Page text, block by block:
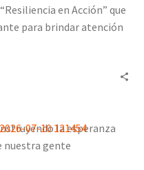
en Acción” que
para brindar atención